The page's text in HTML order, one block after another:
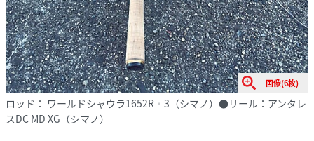
画像(6枚)
ロッド： ワールドシャウラ1652R︲3（シマノ）●リール：アンタレ
スDC MD XG（シマノ）